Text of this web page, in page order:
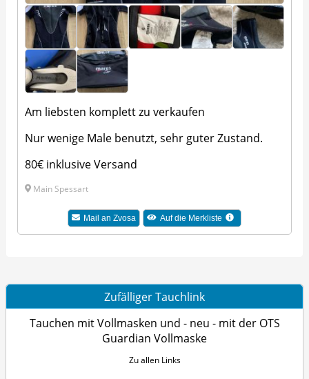
Am liebsten komplett zu verkaufen
Nur wenige Male benutzt, sehr guter Zustand.
80€ inklusive Versand
Main Spessart
Mail an Zvosa Auf die Merkliste
Zufälliger Tauchlink
Tauchen mit Vollmasken und - neu - mit der OTS
Guardian Vollmaske
Zu allen Links